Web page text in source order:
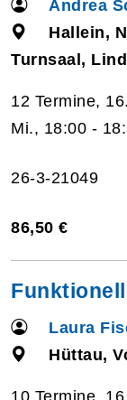
Andrea
Hallein,
Turnsaal,
12 Termine,
Mi., 18:00 -
26-3-21049
86,50 €
Laura
Hüttau,
10 Termine,